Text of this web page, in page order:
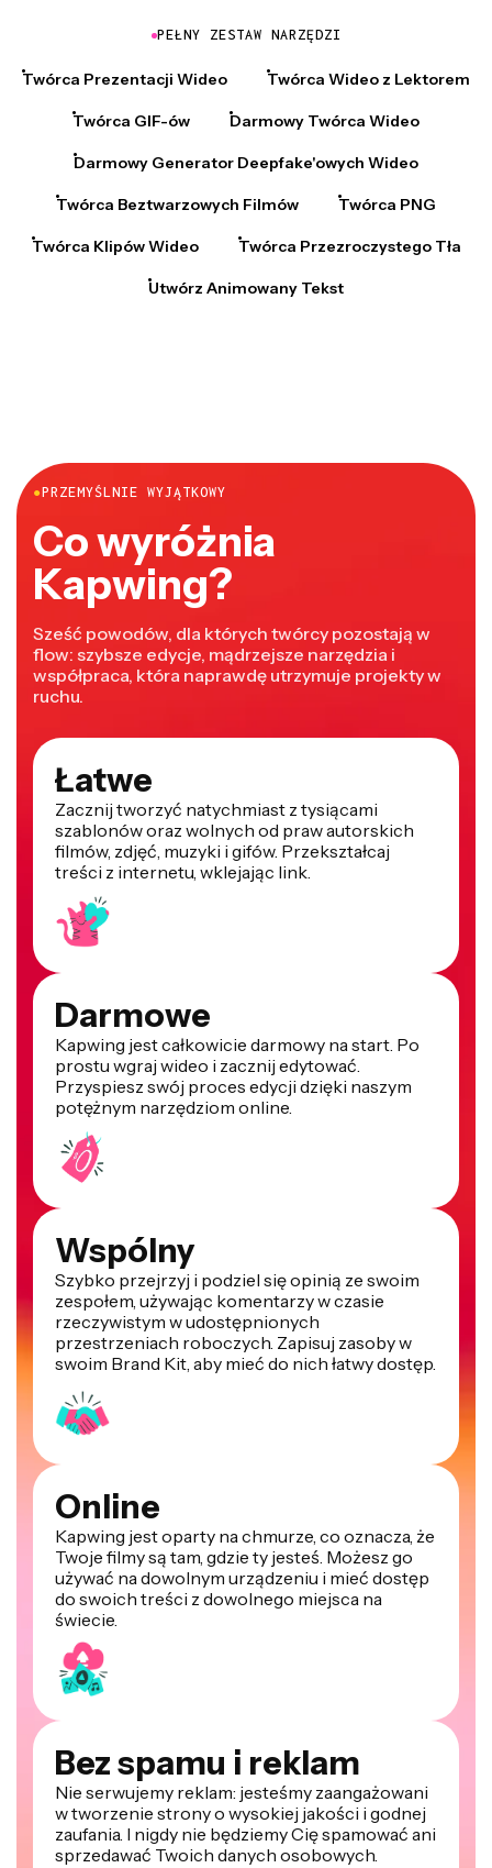
PEŁNY ZESTAW NARZĘDZI
Twórca Prezentacji Wideo Twórca Wideo z Lektorem
Twórca GIF-ów Darmowy Twórca Wideo
Darmowy Generator Deepfake'owych Wideo
Twórca Beztwarzowych Filmów Twórca PNG
Twórca Klipów Wideo Twórca Przezroczystego Tła
Utwórz Animowany Tekst
●PRZEMYŚLNIE WYJĄTKOWY
Co wyróżnia
Kapwing?
Sześć powodów, dla których twórcy pozostają w
flow: szybsze edycje, mądrzejsze narzędzia i
współpraca, która naprawdę utrzymuje projekty w
ruchu.
Łatwe
Zacznij tworzyć natychmiast z tysiącami
szablonów oraz wolnych od praw autorskich
filmów, zdjęć, muzyki i gifów. Przekształcaj
treści z internetu, wklejając link.
Darmowe
Kapwing jest całkowicie darmowy na start. Po
prostu wgraj wideo i zacznij edytować.
Przyspiesz swój proces edycji dzięki naszym
potężnym narzędziom online.
Wspólny
Szybko przejrzyj i podziel się opinią ze swoim
zespołem, używając komentarzy w czasie
rzeczywistym w udostępnionych
przestrzeniach roboczych. Zapisuj zasoby w
swoim Brand Kit, aby mieć do nich łatwy dostęp.
Online
Kapwing jest oparty na chmurze, co oznacza, że
Twoje filmy są tam, gdzie ty jesteś. Możesz go
używać na dowolnym urządzeniu i mieć dostęp
do swoich treści z dowolnego miejsca na
świecie.
Bez spamu i reklam
Nie serwujemy reklam: jesteśmy zaangażowani
w tworzenie strony o wysokiej jakości i godnej
zaufania. I nigdy nie będziemy Cię spamować ani
sprzedawać Twoich danych osobowych.